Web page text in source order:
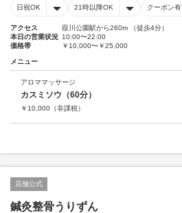
日祝OK 21時以降OK クーポン有
アクセス
葭川公園駅から260m （徒歩4分）
本日の営業状況 10:00〜22:00
価格帯
￥10,000〜￥25,000
メニュー
アロママッサージ
カスミソウ（60分）
￥ 10,000 （非課税）
店舗公式
鍼灸整骨うりずん